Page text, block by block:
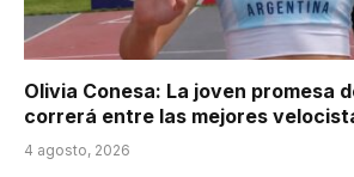
Olivia Conesa: La joven promesa
correrá entre las mejores
4 agosto, 2026